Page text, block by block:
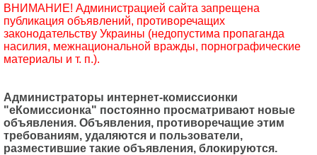
ВНИМАНИЕ! Администрацией сайта запрещена
публикация объявлений, противоречащих
законодательству Украины (недопустима пропаганда
насилия, межнациональной вражды, порнографические
материалы и т. п.).
Администраторы интернет-комиссионки
"еКомиссионка" постоянно просматривают новые
объявления. Объявления, противоречащие этим
требованиям, удаляются и пользователи,
разместившие такие объявления, блокируются.